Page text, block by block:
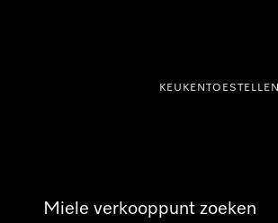
KEUKENTOESTELLEN
Miele verkooppunt zoeken